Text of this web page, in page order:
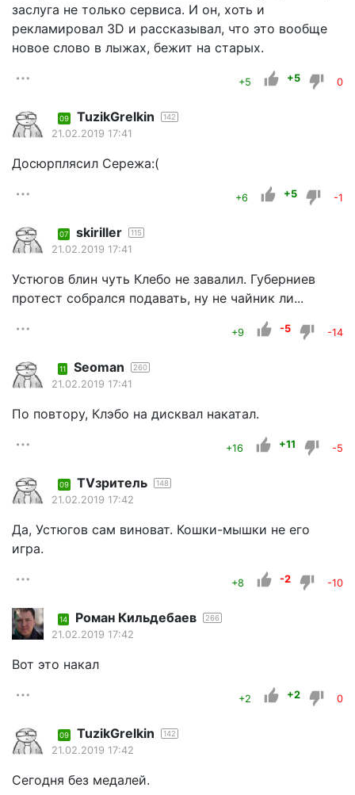
заслуга не только сервиса. И он, хоть и
рекламировал 3D и рассказывал, что это вообще
новое слово в лыжах, бежит на старых.
+5 +5 0
09 TuzikGrelkin 142
21.02.2019 17:41
Досюрплясил Сережа:(
+6 +5 -1
07 skiriller 115
21.02.2019 17:41
Устюгов блин чуть Клебо не завалил. Губерниев
протест собрался подавать, ну не чайник ли...
+9 -5 -14
11 Seoman 260
21.02.2019 17:41
По повтору, Клэбо на дисквал накатал.
+16 +11 -5
09 TVзритель 148
21.02.2019 17:42
Да, Устюгов сам виноват. Кошки-мышки не его
игра.
+8 -2 -10
14 Роман Кильдебаев 266
21.02.2019 17:42
Вот это накал
+2 +2 0
09 TuzikGrelkin 142
21.02.2019 17:42
Сегодня без медалей.